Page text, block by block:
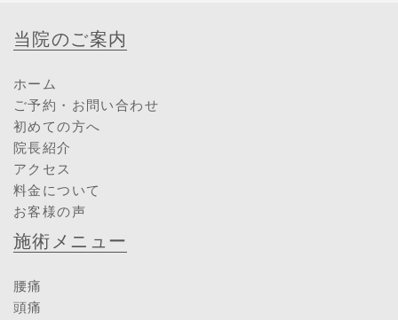
当院のご案内
ホーム
ご予約・お問い合わせ
初めての方へ
院長紹介
アクセス
料金について
お客様の声
施術メニュー
腰痛
頭痛